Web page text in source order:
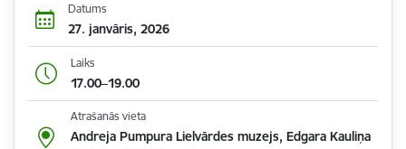
Datums
27. janvāris, 2026
Laiks
17.00–19.00
Atrašanās vieta
Andreja Pumpura Lielvārdes muzejs, Edgara Kauliņa